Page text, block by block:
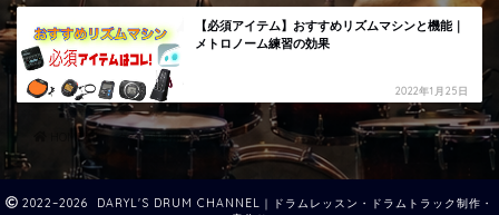
【必須アイテム】おすすめリズムマシンと機能｜
メトロノーム練習の効果
2022年1月25日
HOME タグ : 練習用パッド
2022–2026 DARYL'S DRUM CHANNEL｜ドラムレッスン・ドラムトラック制作・